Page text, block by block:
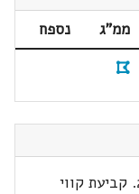
ממ"ג
נספח
1. שינוי הוראות הבניה למבני תעשיה. 2. קביעת קווי